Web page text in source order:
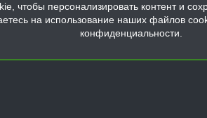
чтобы персонализировать контент и
на использование наших файлов
конфиденциальности.